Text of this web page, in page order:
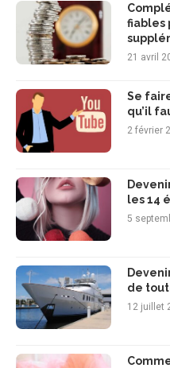
fiables
21 avril
Se
qu’il
2 février
les 14
5
de
12 juillet